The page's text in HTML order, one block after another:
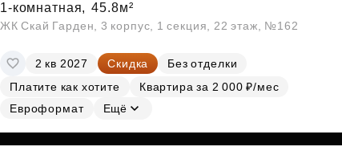
1-комнатная, 45.8м²
ЖК Скай Гарден, 3 корпус, 1 секция, 22 этаж, №162
2 кв 2027 Скидка
Без отделки
Платите как хотите
Квартира за 2 000 ₽/мес
Евроформат
Ещё